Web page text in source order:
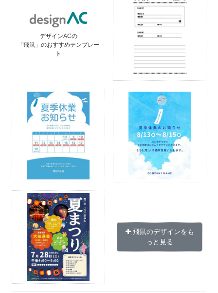
デザインACの
「飛鼠」のおすすめテンプレー
ト
飛鼠のデザインをも
っと見る